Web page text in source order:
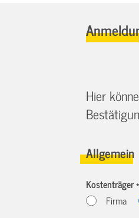
Hier
Allgemein
Kostenträger *
Firma